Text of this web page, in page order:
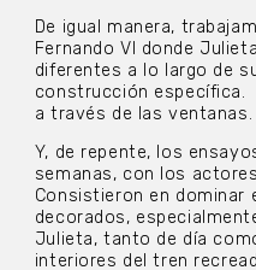
De igual manera,
Fernando VI donde
diferentes a lo largo de
construcción específica.
a través de las ventanas.
Y, de repente, los
semanas, con los
Consistieron en dominar
decorados,
Julieta, tanto de día
interiores del tren